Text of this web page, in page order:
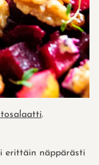
.
erittäin näppärästi